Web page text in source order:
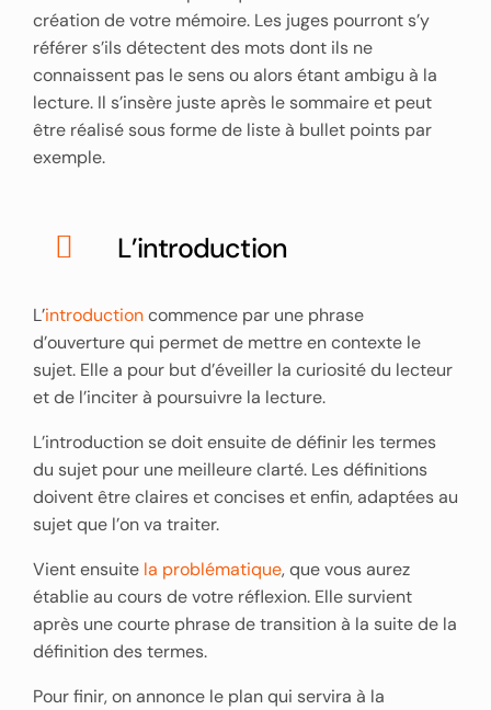
création de votre mémoire. Les juges pourront s’y
référer s’ils détectent des mots dont ils ne
connaissent pas le sens ou alors étant ambigu à la
lecture. Il s’insère juste après le sommaire et peut
être réalisé sous forme de liste à bullet points par
exemple.
L’introduction
L’introductioncommence par une phrase
d’ouverture qui permet de mettre en contexte le
sujet. Elle a pour but d’éveiller la curiosité du lecteur
et de l’inciter à poursuivre la lecture.
L’introduction se doit ensuite de définir les termes
du sujet pour une meilleure clarté. Les définitions
doivent être claires et concises et enfin, adaptées au
sujet que l’on va traiter.
Vient ensuite la problématique, que vous aurez
établie au cours de votre réflexion. Elle survient
après une courte phrase de transition à la suite de la
définition des termes.
Pour finir, on annonce le plan qui servira à la